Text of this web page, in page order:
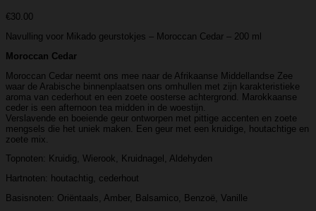
€30.00
Navulling voor Mikado geurstokjes – Moroccan Cedar – 200 ml
Moroccan Cedar
Moroccan Cedar neemt ons mee naar de Afrikaanse Middellandse Zee
waar de Arabische binnenplaatsen ons omhullen met zijn karakteristieke
aroma van cederhout en een zoete oosterse achtergrond. Marokkaanse
ceder is een afternoon tea midden in de woestijn.
Verslavende en boeiende geur ontworpen met pittige accenten en zoete
mengsels die het uniek maken. Een geur met een kruidige, houtachtige en
zoete mix.
Topnoten: Kruidig, Wierook, Kruidnagel, Aldehyden
Hartnoten: houtachtig, cederhout
Basisnoten: Oriëntaals, Amber, Balsamico, Benzoë, Vanille